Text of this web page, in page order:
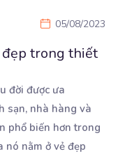
05/08/2023
trong thiết
đời được ưa
sạn, nhà hàng và
phổ biến hơn trong
nó nằm ở vẻ đẹp